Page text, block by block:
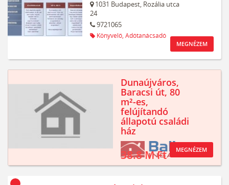
1031 Budapest, Rozália utca
24
9721065
Könyvelő, Adótanácsadó
MEGNÉZEM
Dunaújváros,
Baracsi út, 80
m²-es,
felújítandó
állapotú családi
ház
38.8 M Ft MEGNÉZEM